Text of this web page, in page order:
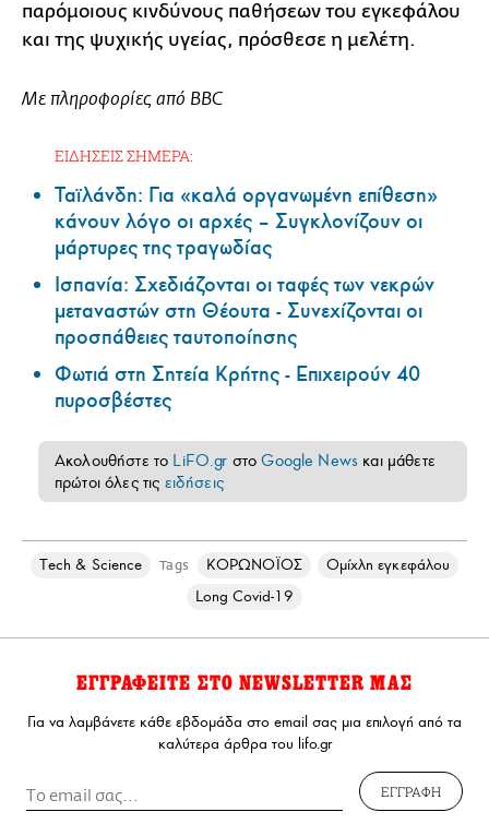
παρόμοιους κινδύνους παθήσεων του εγκεφάλου
και της ψυχικής υγείας, πρόσθεσε η μελέτη.
Με πληροφορίες από BBC
ΕΙΔΗΣΕΙΣ ΣΗΜΕΡΑ:
Ταϊλάνδη: Για «καλά οργανωμένη επίθεση»
κάνουν λόγο οι αρχές – Συγκλονίζουν οι
μάρτυρες της τραγωδίας
Ισπανία: Σχεδιάζονται οι ταφές των νεκρών
μεταναστών στη Θέουτα - Συνεχίζονται οι
προσπάθειες ταυτοποίησης
Φωτιά στη Σητεία Κρήτης - Επιχειρούν 40
πυροσβέστες
Ακολουθήστε το LiFO.gr στοGoogle News και μάθετε
πρώτοι όλες τις ειδήσεις
Τech & Science Tags ΚΟΡΩΝΟΪΟΣ
Ομίχλη εγκεφάλου
Long Covid-19
ΕΓΓΡΑΦΕΙΤΕ ΣΤΟ NEWSLETTER ΜΑΣ
Για να λαμβάνετε κάθε εβδομάδα στο email σας μια επιλογή από τα
καλύτερα άρθρα του lifo.gr
ΕΓΓΡΑΦΗ